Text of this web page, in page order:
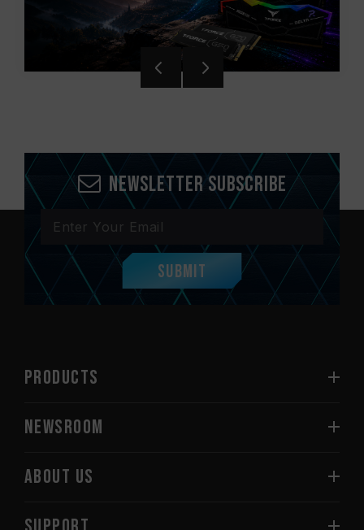
Newsletter Subscribe
Submit
PRODUCTS
NEWSROOM
ABOUT US